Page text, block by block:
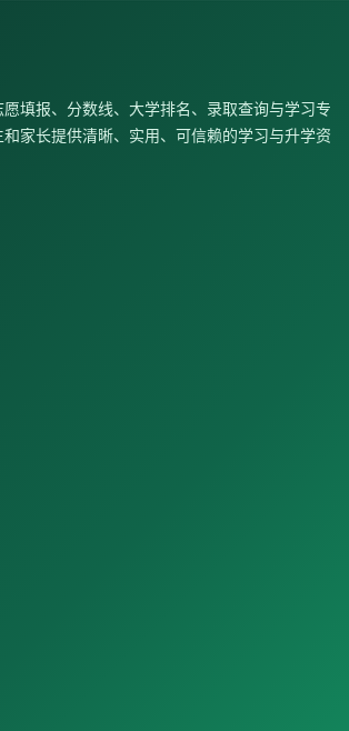
填报、分数线、大学排名、录取查询与学习专
家长提供清晰、实用、可信赖的学习与升学资